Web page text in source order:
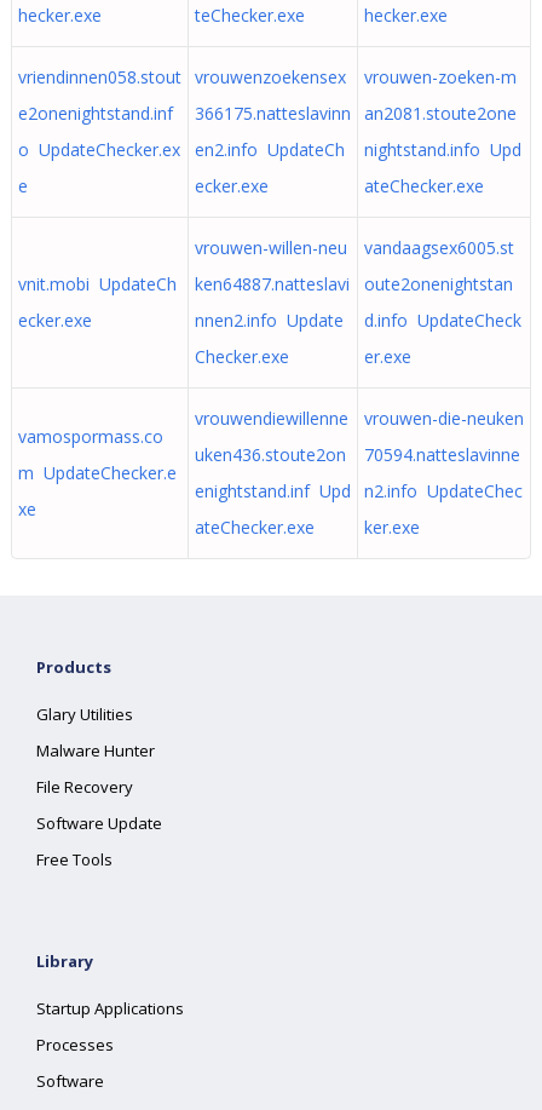
hecker.exe
teChecker.exe
hecker.exe
vriendinnen058.stout
e2onenightstand.inf
o UpdateChecker.ex
e
vrouwenzoekensex
366175.natteslavinn
en2.info UpdateCh
ecker.exe
vrouwen-zoeken-m
an2081.stoute2one
nightstand.info Upd
ateChecker.exe
vnit.mobi UpdateCh
ecker.exe
vrouwen-willen-neu
ken64887.natteslavi
nnen2.info Update
Checker.exe
vandaagsex6005.st
oute2onenightstan
d.info UpdateCheck
er.exe
vamospormass.co
m UpdateChecker.e
xe
vrouwendiewillenne
uken436.stoute2on
enightstand.inf Upd
ateChecker.exe
vrouwen-die-neuken
70594.natteslavinne
n2.info UpdateChec
ker.exe
Products
Glary Utilities
Malware Hunter
File Recovery
Software Update
Free Tools
Library
Startup Applications
Processes
Software